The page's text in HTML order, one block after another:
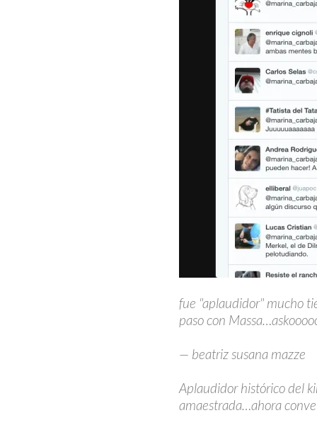
fue "aplaudidor" mucho
paso con
— beatriz susana mazze
Aplaudidor histórico del
amaestrada…ahora